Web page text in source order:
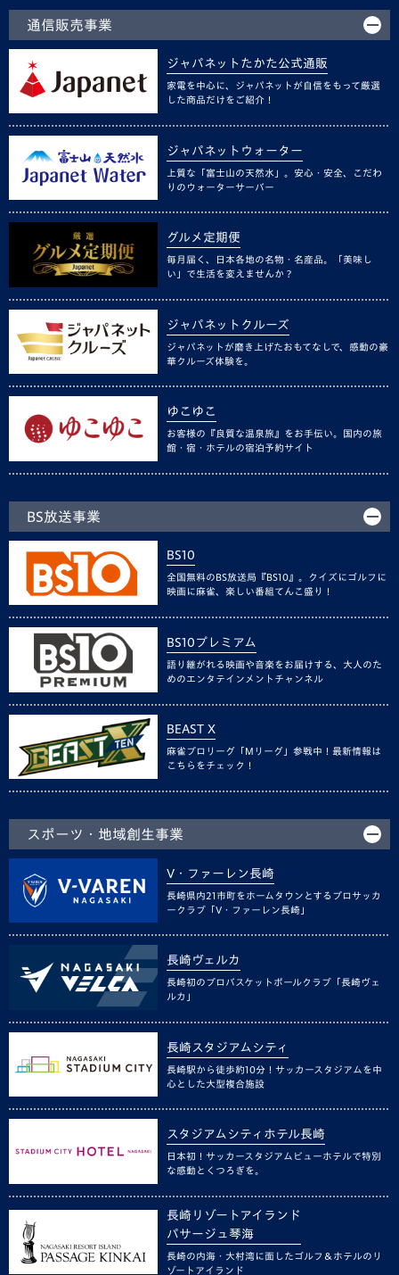
通信販売事業
ジャパネットたかた公式通販
家電を中心に、ジャパネットが自信をもって厳選
した商品だけをご紹介！
ジャパネットウォーター
上質な「富士山の天然水」。安心・安全、こだわ
りのウォーターサーバー
グルメ定期便
毎月届く、日本各地の名物・名産品。「美味し
い」で生活を変えませんか？
ジャパネットクルーズ
ジャパネットが磨き上げたおもてなしで、感動の豪
華クルーズ体験を。
ゆこゆこ
お客様の『良質な温泉旅』をお手伝い。国内の旅
館・宿・ホテルの宿泊予約サイト
BS放送事業
BS10
全国無料のBS放送局『BS10』。クイズにゴルフに
映画に麻雀、楽しい番組てんこ盛り！
BS10プレミアム
語り継がれる映画や音楽をお届けする、大人のた
めのエンタテインメントチャンネル
BEAST X
麻雀プロリーグ「Mリーグ」参戦中！最新情報は
こちらをチェック！
スポーツ・地域創生事業
V・ファーレン長崎
長崎県内21市町をホームタウンとするプロサッカ
ークラブ「V・ファーレン長崎」
長崎ヴェルカ
長崎初のプロバスケットボールクラブ「長崎ヴェ
ルカ」
長崎スタジアムシティ
長崎駅から徒歩約10分！サッカースタジアムを中
心とした大型複合施設
スタジアムシティホテル長崎
日本初！サッカースタジアムビューホテルで特別
な感動とくつろぎを。
長崎リゾートアイランド
パサージュ琴海
長崎の内海・大村湾に面したゴルフ＆ホテルのリ
ゾートアイランド